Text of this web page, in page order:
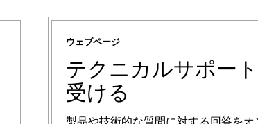
ウェブページ
テクニカルサポー
受ける